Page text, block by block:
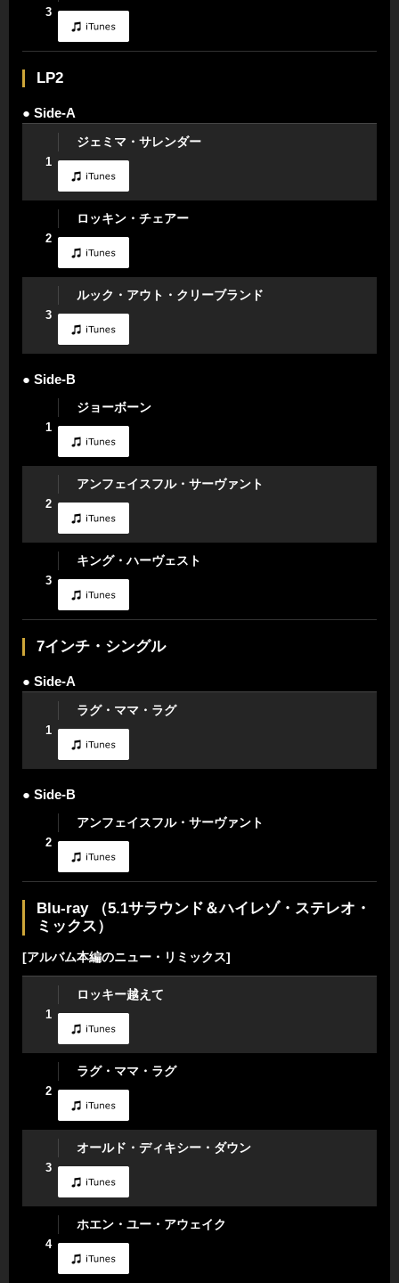
3
LP2
● Side-A
1
ジェミマ・サレンダー
2
ロッキン・チェアー
3
ルック・アウト・クリーブランド
● Side-B
1
ジョーボーン
2
アンフェイスフル・サーヴァント
3
キング・ハーヴェスト
7インチ・シングル
● Side-A
1
ラグ・ママ・ラグ
● Side-B
2
アンフェイスフル・サーヴァント
Blu-ray （5.1サラウンド＆ハイレゾ・ステレオ・
ミックス）
[アルバム本編のニュー・リミックス]
1
ロッキー越えて
2
ラグ・ママ・ラグ
3
オールド・ディキシー・ダウン
4
ホエン・ユー・アウェイク